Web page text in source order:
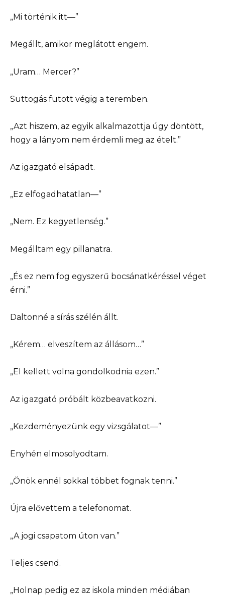
„Mi történik itt—”
Megállt, amikor meglátott engem.
„Uram… Mercer?”
Suttogás futott végig a teremben.
„Azt hiszem, az egyik alkalmazottja úgy döntött,
hogy a lányom nem érdemli meg az ételt.”
Az igazgató elsápadt.
„Ez elfogadhatatlan—”
„Nem. Ez kegyetlenség.”
Megálltam egy pillanatra.
„És ez nem fog egyszerű bocsánatkéréssel véget
érni.”
Daltonné a sírás szélén állt.
„Kérem… elveszítem az állásom…”
„El kellett volna gondolkodnia ezen.”
Az igazgató próbált közbeavatkozni.
„Kezdeményezünk egy vizsgálatot—”
Enyhén elmosolyodtam.
„Önök ennél sokkal többet fognak tenni.”
Újra elővettem a telefonomat.
„A jogi csapatom úton van.”
Teljes csend.
„Holnap pedig ez az iskola minden médiában